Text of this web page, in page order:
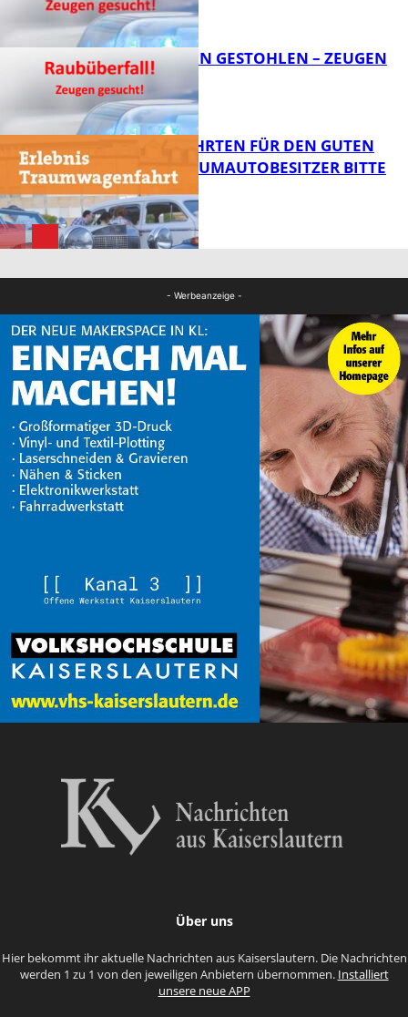
FB News
TEURE KETTEN GESTOHLEN – ZEUGEN
GESUCHT!
SPENDENFAHRTEN FÜR DEN GUTEN
ZWECK – TRAUMAUTOBESITZER BITTE
MELDEN!
- Werbeanzeige -
Über uns
Hier bekommt ihr aktuelle Nachrichten aus Kaiserslautern. Die Nachrichten
werden 1 zu 1 von den jeweiligen Anbietern übernommen. Installiert
unsere neue APP